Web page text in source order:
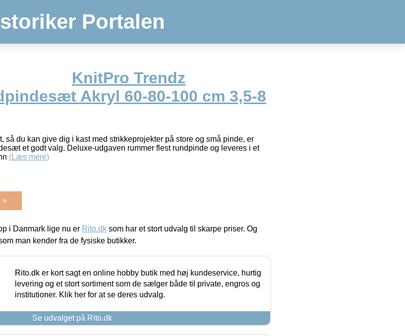
Portalen
KnitPro Trendz
Akryl 60-80-100 cm 3,5-8
så du kan give dig i kast med strikkeprojekter på store og små pinde, er
et godt valg. Deluxe-udgaven rummer flest rundpinde og leveres i et
(Læs mere)
»
i Danmark lige nu er Rito.dk som har et stort udvalg til skarpe priser. Og
man kender fra de fysiske butikker.
Rito.dk er kort sagt en online hobby butik med høj kundeservice, hurtig
levering og et stort sortiment som de sælger både til private, engros og
institutioner. Klik her for at se deres udvalg.
Se udvalget på Rito.dk